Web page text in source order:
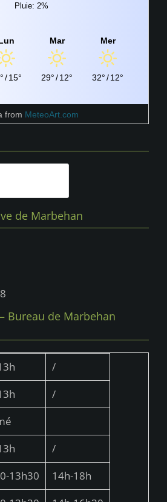
Pluie: 2%
/15°
Mar
29°/12°
Mer
32°/12°
from MeteoArt.com
de Marbehan
Bureau de Marbehan
/
/
/
13h30
14h-18h